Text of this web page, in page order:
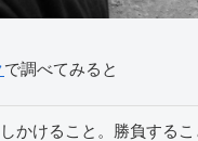
で調べてみると
かけること。勝負する